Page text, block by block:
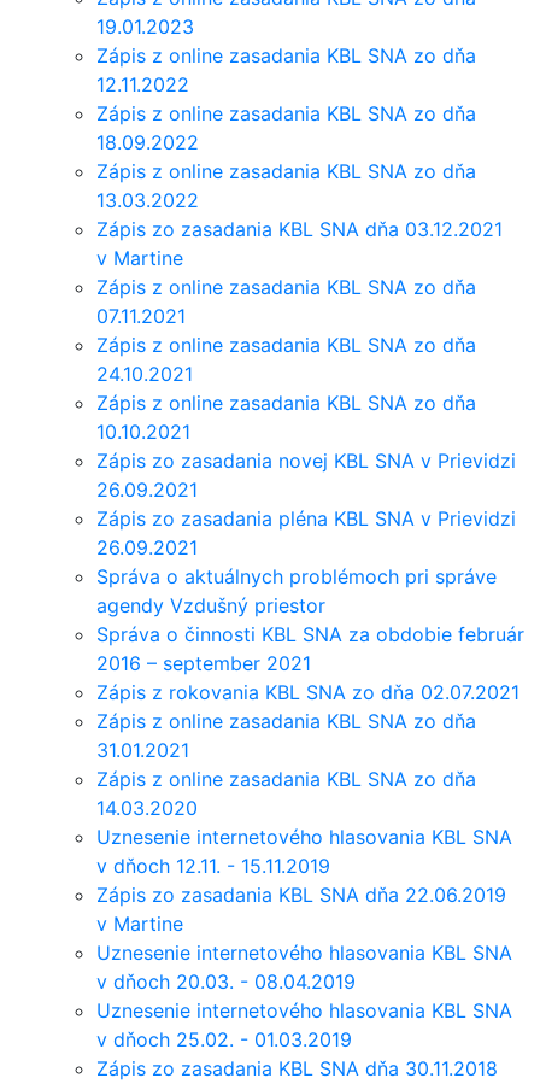
19.01.2023
Zápis z online zasadania KBL SNA zo dňa
12.11.2022
Zápis z online zasadania KBL SNA zo dňa
18.09.2022
Zápis z online zasadania KBL SNA zo dňa
13.03.2022
Zápis zo zasadania KBL SNA dňa 03.12.2021
v Martine
Zápis z online zasadania KBL SNA zo dňa
07.11.2021
Zápis z online zasadania KBL SNA zo dňa
24.10.2021
Zápis z online zasadania KBL SNA zo dňa
10.10.2021
Zápis zo zasadania novej KBL SNA v Prievidzi
26.09.2021
Zápis zo zasadania pléna KBL SNA v Prievidzi
26.09.2021
Správa o aktuálnych problémoch pri správe
agendy Vzdušný priestor
Správa o činnosti KBL SNA za obdobie február
2016 – september 2021
Zápis z rokovania KBL SNA zo dňa 02.07.2021
Zápis z online zasadania KBL SNA zo dňa
31.01.2021
Zápis z online zasadania KBL SNA zo dňa
14.03.2020
Uznesenie internetového hlasovania KBL SNA
v dňoch 12.11. - 15.11.2019
Zápis zo zasadania KBL SNA dňa 22.06.2019
v Martine
Uznesenie internetového hlasovania KBL SNA
v dňoch 20.03. - 08.04.2019
Uznesenie internetového hlasovania KBL SNA
v dňoch 25.02. - 01.03.2019
Zápis zo zasadania KBL SNA dňa 30.11.2018